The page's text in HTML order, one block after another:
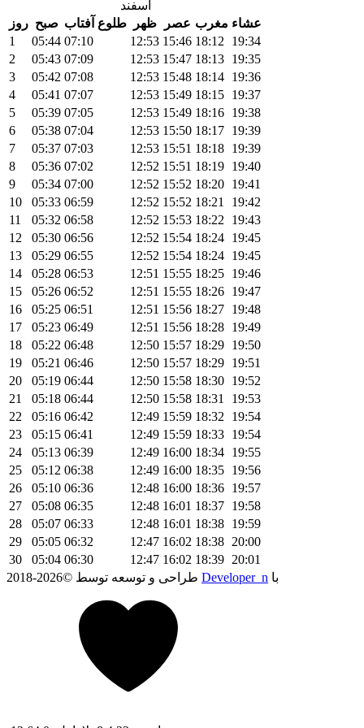
اسفند
روز صبح طلوع آفتاب ظهر عصر مغرب عشاء
1
05:44 07:10 12:53 15:46 18:12
19:34
2
05:43 07:09 12:53 15:47 18:13 19:35
3
05:42 07:08 12:53 15:48 18:14 19:36
4
05:41 07:07 12:53 15:49 18:15 19:37
5
05:39 07:05 12:53 15:49 18:16 19:38
6
05:38 07:04 12:53 15:50 18:17 19:39
7
05:37 07:03 12:53 15:51 18:18 19:39
8
05:36 07:02 12:52 15:51 18:19 19:40
9
05:34 07:00 12:52 15:52 18:20 19:41
10
05:33 06:59 12:52 15:52 18:21
19:42
11
05:32 06:58 12:52 15:53 18:22
19:43
12
05:30 06:56 12:52 15:54 18:24 19:45
13
05:29 06:55 12:52 15:54 18:24 19:45
14
05:28 06:53 12:51 15:55 18:25 19:46
15
05:26 06:52 12:51 15:55 18:26 19:47
16
05:25 06:51 12:51 15:56 18:27 19:48
17
05:23 06:49 12:51 15:56 18:28 19:49
18
05:22 06:48 12:50 15:57 18:29 19:50
19
05:21 06:46 12:50 15:57 18:29 19:51
20
05:19 06:44 12:50 15:58 18:30 19:52
21
05:18 06:44 12:50 15:58 18:31
19:53
22
05:16 06:42 12:49 15:59 18:32
19:54
23
05:15 06:41 12:49 15:59 18:33 19:54
24
05:13 06:39 12:49 16:00 18:34 19:55
25
05:12 06:38 12:49 16:00 18:35 19:56
26
05:10 06:36 12:48 16:00 18:36 19:57
27
05:08 06:35 12:48 16:01 18:37 19:58
28
05:07 06:33 12:48 16:01 18:38 19:59
29
05:05 06:32 12:47 16:02 18:38 20:00
30
05:04 06:30 12:47 16:02 18:39 20:01
Developer_n با